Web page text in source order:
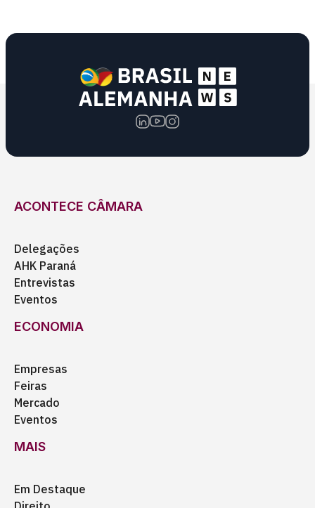
ACONTECE CÂMARA
Delegações
AHK Paraná
Entrevistas
Eventos
ECONOMIA
Empresas
Feiras
Mercado
Eventos
MAIS
Em Destaque